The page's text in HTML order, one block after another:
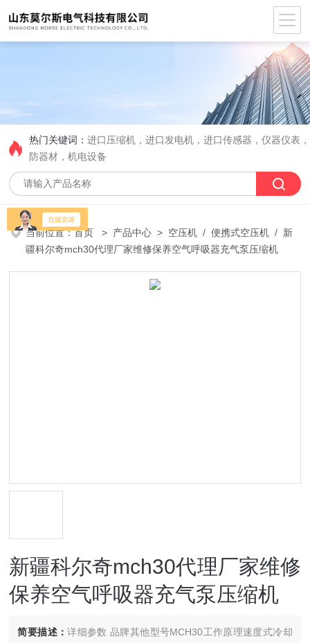
热门关键词：进口压缩机，进口发电机，进口传感器，仪器仪表
防器材，机电设备
当前位置：首页 > 产品中心 > 空压机 /便携式空压机 / 新
疆科尔奇mch30代理厂家维修保养空气呼吸器充气泵压缩机
新疆科尔奇mch30代理厂家维修
保养空气呼吸器充气泵压缩机
简要描述：详细参数 品牌其他型号MCH30工作原理速度式冷却